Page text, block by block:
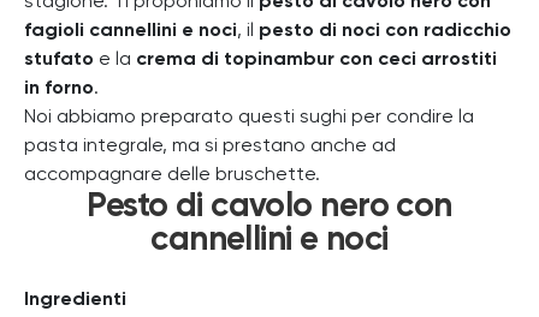
fagioli cannellini e noci, il pesto di noci con radicchio
stufato e la crema di topinambur con ceci arrostiti
in forno.
Noi abbiamo preparato questi sughi per condire la
pasta integrale, ma si prestano anche ad
accompagnare delle bruschette.
Pesto di cavolo nero con
cannellini e noci
Ingredienti